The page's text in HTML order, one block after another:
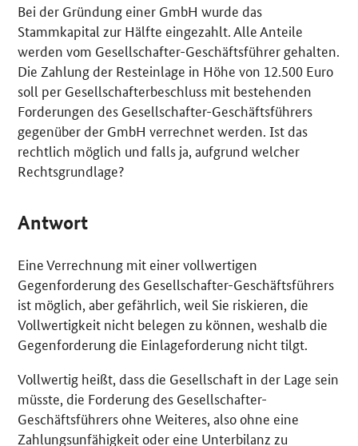
Bei der Gründung einer GmbH wurde das
Stammkapital zur Hälfte eingezahlt. Alle Anteile
werden vom Gesellschafter-Geschäftsführer gehalten.
Die Zahlung der Resteinlage in Höhe von 12.500 Euro
soll per Gesellschafterbeschluss mit bestehenden
Forderungen des Gesellschafter-Geschäftsführers
gegenüber der GmbH verrechnet werden. Ist das
rechtlich möglich und falls ja, aufgrund welcher
Rechtsgrundlage?
Antwort
Eine Verrechnung mit einer vollwertigen
Gegenforderung des Gesellschafter-Geschäftsführers
ist möglich, aber gefährlich, weil Sie riskieren, die
Vollwertigkeit nicht belegen zu können, weshalb die
Gegenforderung die Einlageforderung nicht tilgt.
Vollwertig heißt, dass die Gesellschaft in der Lage sein
müsste, die Forderung des Gesellschafter-
Geschäftsführers ohne Weiteres, also ohne eine
Zahlungsunfähigkeit oder eine Unterbilanz zu